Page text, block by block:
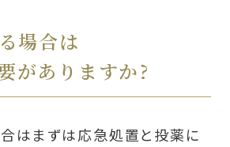
場合は
がありますか?
はまずは応急処置と投薬に